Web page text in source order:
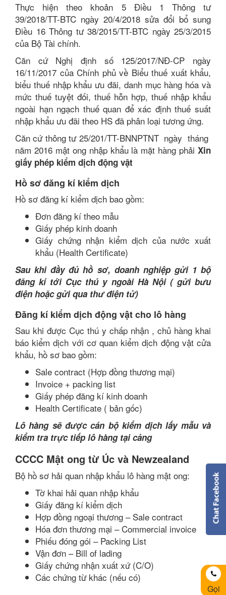
Thực hiện theo khoản 5 Điều 1 Thông tư
39/2018/TT-BTC ngày 20/4/2018 sửa đổi bổ sung
Điều 16 Thông tư 38/2015/TT-BTC ngày 25/3/2015
của Bộ Tài chính.
Căn cứ Nghị định số 125/2017/NĐ-CP ngày
16/11/2017 của Chính phủ về Biểu thuế xuất khẩu,
biểu thuế nhập khẩu ưu đãi, danh mục hàng hóa và
mức thuế tuyệt đối, thuế hỗn hợp, thuế nhập khẩu
ngoài hạn ngạch thuế quan để xác định thuế suất
nhập khẩu ưu đãi theo HS đã phân loại tương ứng.
Căn cứ thông tư 25/201/TT-BNNPTNT ngày tháng
năm 2016 mật ong nhập khẩu là mặt hàng phải Xin
giấy phép kiểm dịch động vật
Hồ sơ đăng kí kiểm dịch
Hồ sơ đăng kí kiểm dịch bao gồm:
Đơn đăng kí theo mẫu
Giấy phép kinh doanh
Giấy chứng nhận kiểm dịch của nước xuất
khẩu (Health Certificate)
Sau khi đầy đủ hồ sơ, doanh nghiệp gửi 1 bộ
đăng kí tới Cục thú y ngoài Hà Nội ( gửi bưu
điện hoặc gửi qua thư điện tử)
Đăng kí kiểm dịch động vật cho lô hàng
Sau khi được Cục thú y chấp nhận , chủ hàng khai
báo kiểm dịch với cơ quan kiểm dịch động vật cửa
khẩu, hồ sơ bao gồm:
Sale contract (Hợp đồng thương mại)
Invoice + packing list
Giấy phép đăng kí kinh doanh
Health Certificate ( bản gốc)
Lô hàng sẽ được cán bộ kiểm dịch lấy mẫu và
kiểm tra trực tiếp lô hàng tại cảng
CCCC Mật ong từ Úc và Newzealand
Bộ hồ sơ hải quan nhập khẩu lô hàng mật ong:
Tờ khai hải quan nhập khẩu
Giấy đăng kí kiểm dịch
Hợp đồng ngoại thương – Sale contract
Hóa đơn thương mại – Commercial invoice
Phiếu đóng gói – Packing List
Vận đơn – Bill of lading
Giấy chứng nhận xuất xứ (C/O)
Các chứng từ khác (nếu có)
Gọi